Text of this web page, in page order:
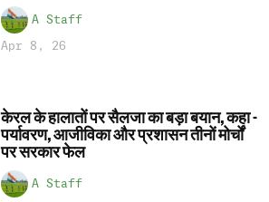
A Staff
Apr 8, 26
केरल के हालातों पर सैलजा का बड़ा बयान, कहा -
पर्यावरण, आजीविका और प्रशासन तीनों मोर्चों
पर सरकार फेल
A Staff